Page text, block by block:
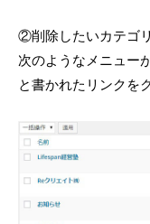
②削除したいカテゴ
次のようなメニュー
と書かれたリンクを